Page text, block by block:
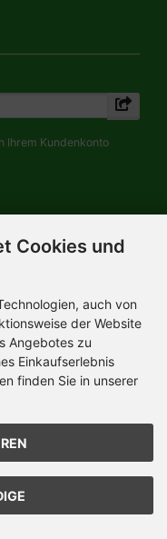
Ihrem Kundenkonto
Cookies und
auch von
der Website
Angebotes zu
Einkaufserlebnis
finden Sie in unserer